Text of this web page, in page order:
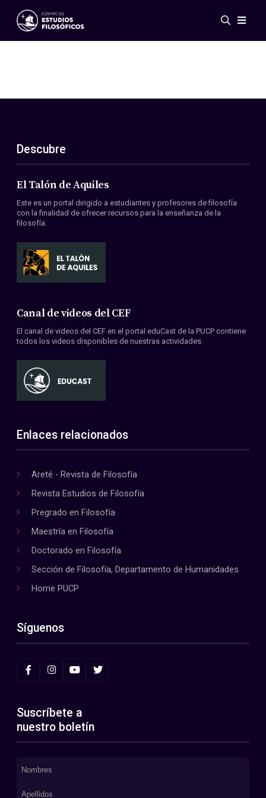
Eventos
ES
EN
Acerca de nosotros
Miembros
Convenios
Descubre
El Talón de Aquiles
Este es un portal dirigido a estudiantes y profesores de filosofía
con la finalidad de ofrecer recursos para la enseñanza de la
filosofía.
Canal de videos del CEF
El canal de videos del CEF en el portal eduCast de la PUCP contiene
todos los videos disponibles de nuestras actividades.
Enlaces relacionados
Areté - Revista de Filosofía
Revista Estudios de Filosofía
Pregrado en Filosofía
Maestría en Filosofía
Doctorado en Filosofía
Sección de Filosofía, Departamento de Humanidades
Home PUCP
Síguenos
Suscríbete a
nuestro boletín